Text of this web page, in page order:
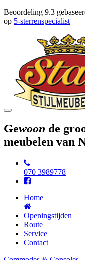
Beoordeling 9.3
op 5-sterrenspecialist
Toggle
Gewoon de
meubelen van
070 3989778
Home
Openingstijden
Route
Service
Contact